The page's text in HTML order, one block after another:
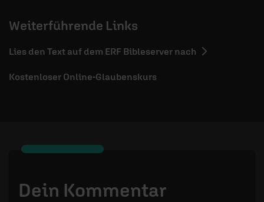
Weiterführende Links
Lies den Text auf dem ERF Bibleserver nach
Kostenloser Online-Glaubenskurs
Dein Kommentar